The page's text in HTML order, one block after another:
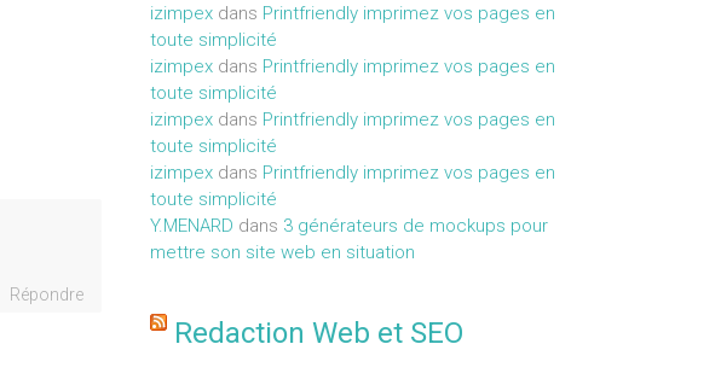
Répondre
izimpex dans Printfriendly imprimez vos pages en
toute simplicité
izimpex dans Printfriendly imprimez vos pages en
toute simplicité
izimpex dans Printfriendly imprimez vos pages en
toute simplicité
izimpex dans Printfriendly imprimez vos pages en
toute simplicité
Y.MENARD dans 3 générateurs de mockups pour
mettre son site web en situation
Redaction Web et SEO